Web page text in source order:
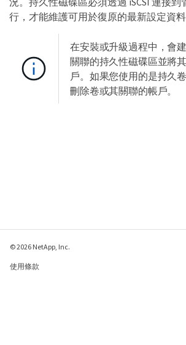
行，才能維護可用於復原的最新設定資料
在安裝或升級過程中，會
關聯的持久性磁碟區並將
戶。如果您使用的是持久
刪除卷或其關聯的帳戶。
© 2026 NetApp, Inc.
使用條款